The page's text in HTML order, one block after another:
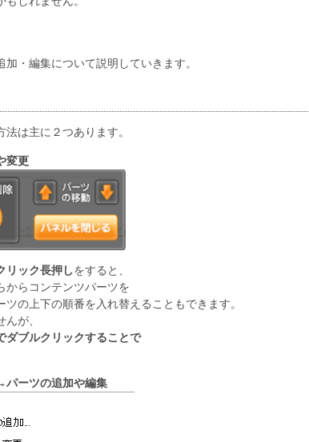
・編集について説明していきます。
は主に２つあります。
変更
リック長押しをすると、
からコンテンツパーツを
の上下の順番を入れ替えることもできます。
が、
ダブルクリックすることで
ーツの追加や編集